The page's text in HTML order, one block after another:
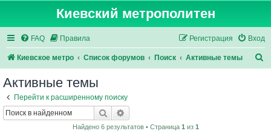
Киевский метрополитен
FAQ Правила Вход
Регистрация
Киевское метро Список форумов Поиск Активные темы
Активные темы
Перейти к расширенному поиску
Поиск
Найдено 6 результатов • Страница 1из 1